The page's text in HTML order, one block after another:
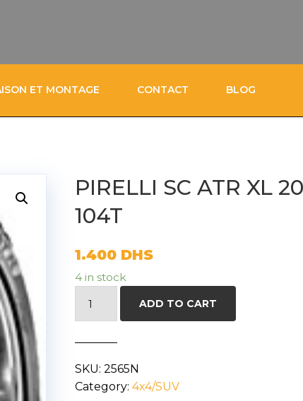
ET MONTAGE CONTACT BLOG
PIRELLI SC ATR XL
104T
1.400 DHS
4 in stock
205/80R16
104T
ADD TO CART
SKU: 2565N
Category: 4x4/SUV